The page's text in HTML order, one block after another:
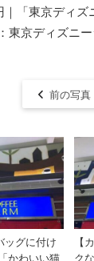
｜「東京ディ
東京ディズニ
前の写真